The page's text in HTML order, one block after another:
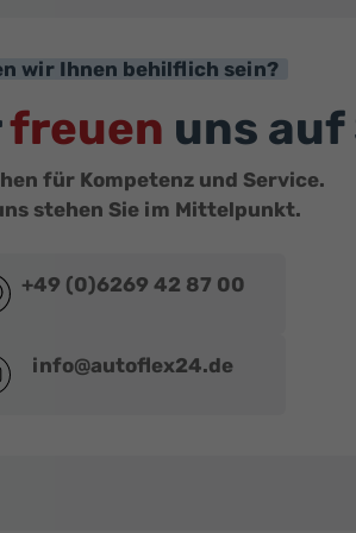
wir Ihnen behilflich sein?
freuen uns auf
für Kompetenz und Service.
stehen Sie im Mittelpunkt.
+49 (0)6269 42 87 00
info@autoflex24.de